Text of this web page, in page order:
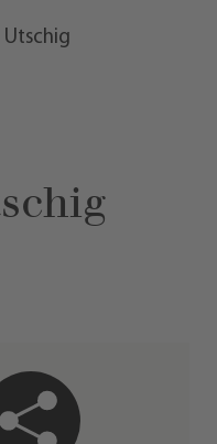
Utschig